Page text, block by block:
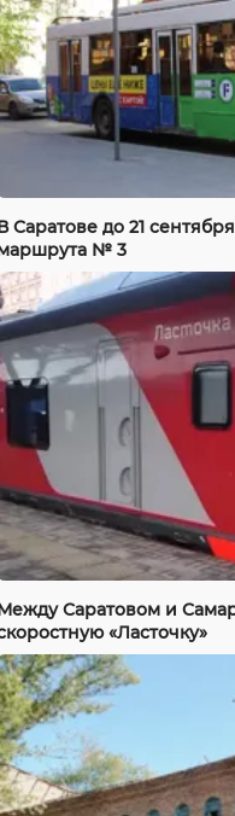
Саратове до 21
№ 3
Саратовом и
«Ласточку»